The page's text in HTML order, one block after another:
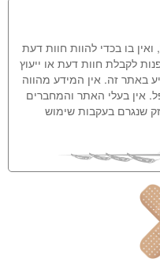
בו בכדי להוות חוות דעת
לקבלת חוות דעת או ייעוץ
באתר זה. אין המידע מהווה
אין בעלי האתר והמחברים
שנגרם בעקבות שימוש